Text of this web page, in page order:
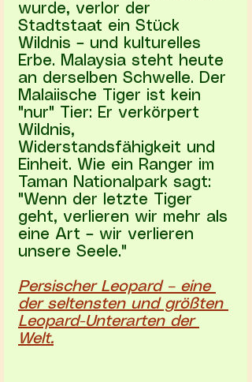
wurde, verlor der
Stadtstaat ein Stück
Wildnis – und kulturelles
Erbe. Malaysia steht heute
an derselben Schwelle. Der
Malaiische Tiger ist kein
"nur" Tier: Er verkörpert
Wildnis,
Widerstandsfähigkeit und
Einheit. Wie ein Ranger im
Taman Nationalpark sagt:
"Wenn der letzte Tiger
geht, verlieren wir mehr als
eine Art – wir verlieren
unsere Seele."
Persischer Leopard – eine
der seltensten und größten
Leopard-Unterarten der
Welt.